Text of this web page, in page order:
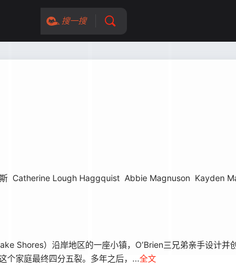
搜一搜
Catherine Lough Haggquist Abbie Magnuson Kayden
Shores）沿岸地区的一座小镇，O’Brien三兄弟亲手设计并
个家庭最终四分五裂。多年之后，...全文